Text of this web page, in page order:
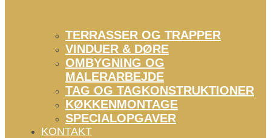
TERRASSER OG TRAPPER
VINDUER & DØRE
OMBYGNING OG
MALERARBEJDE
TAG OG TAGKONSTRUKTIONER
KØKKENMONTAGE
SPECIALOPGAVER
KONTAKT